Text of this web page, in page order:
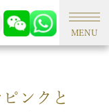
MENU
ンクと